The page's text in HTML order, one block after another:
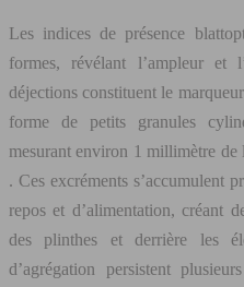
Les indices de présence
formes, révélant l’ampleur et
déjections constituent le
forme de petits granules
mesurant environ 1 millimètre de
. Ces excréments s’accumulent
repos et d’alimentation, créant
des plinthes et derrière les
d’agrégation persistent